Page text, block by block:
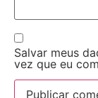
Salvar meus
vez que eu